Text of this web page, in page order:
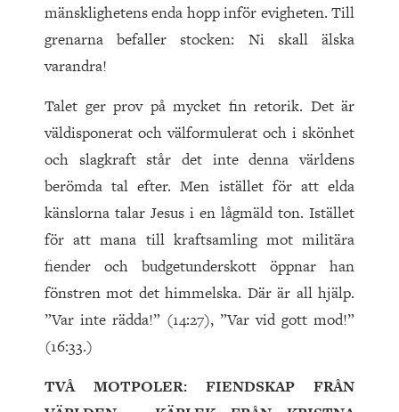
mänsklighetens enda hopp inför evigheten. Till
grenarna befaller stocken: Ni skall älska
varandra!
Talet ger prov på mycket fin retorik. Det är
väldisponerat och välformulerat och i skönhet
och slagkraft står det inte denna världens
berömda tal efter. Men istället för att elda
känslorna talar Jesus i en lågmäld ton. Istället
för att mana till kraftsamling mot militära
fiender och budgetunderskott öppnar han
fönstren mot det himmelska. Där är all hjälp.
”Var inte rädda!” (14:27), ”Var vid gott mod!”
(16:33.)
TVÅ MOTPOLER: FIENDSKAP FRÅN